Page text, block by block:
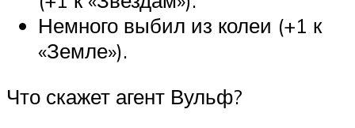
Немного выбил из колеи (+1 к
«Земле»).
Что скажет агент Вульф?